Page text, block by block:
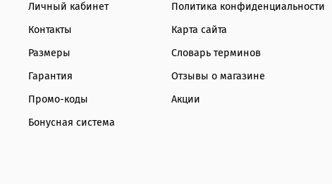
Личный кабинет
Контакты
Размеры
Гарантия
Промо-коды
Бонусная система
Политика конфиденциальности
Карта сайта
Словарь терминов
Отзывы о магазине
Акции